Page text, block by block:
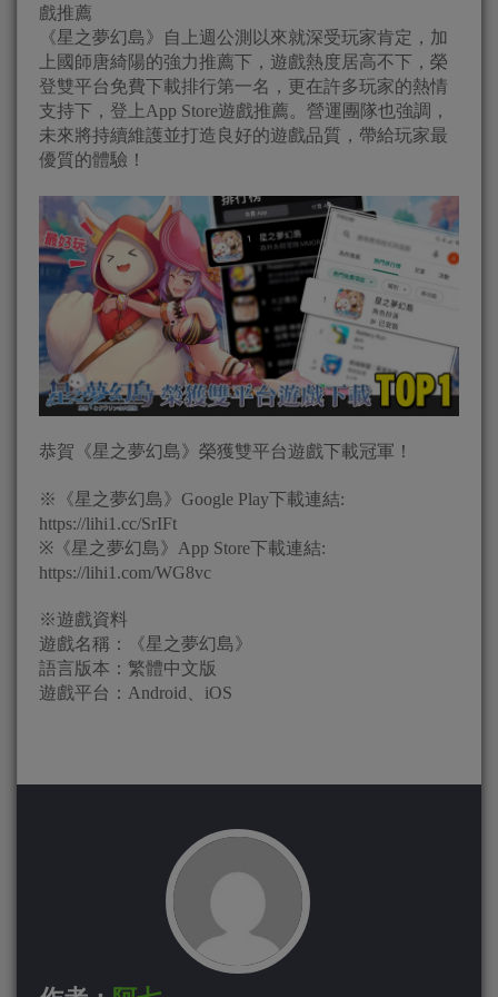
戲推薦
《星之夢幻島》自上週公測以來就深受玩家肯定，加
上國師唐綺陽的強力推薦下，遊戲熱度居高不下，榮
登雙平台免費下載排行第一名，更在許多玩家的熱情
支持下，登上App Store遊戲推薦。營運團隊也強調，
未來將持續維護並打造良好的遊戲品質，帶給玩家最
優質的體驗！
恭賀《星之夢幻島》榮獲雙平台遊戲下載冠軍！
※《星之夢幻島》Google Play下載連結:
https://lihi1.cc/SrIFt
※《星之夢幻島》App Store下載連結:
https://lihi1.com/WG8vc
※遊戲資料
遊戲名稱：《星之夢幻島》
語言版本：繁體中文版
遊戲平台：Android、iOS